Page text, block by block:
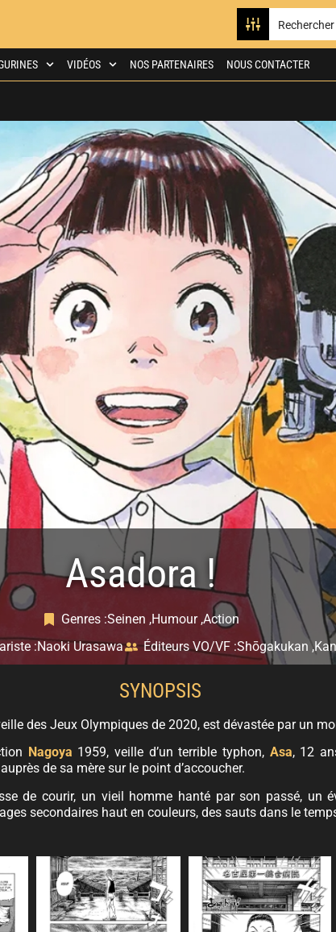
VIDÉOS NOS PARTENAIRES NOUS CONTACTER
Asadora !
Genres :Seinen ,Humour ,Action
:Naoki Urasawa Éditeurs VO/VF :Shōgakukan ,
SYNOPSIS
des Jeux Olympiques de 2020, est dévastée par un
Nagoya 1959, veille d’un terrible typhon, Asa, 12
de sa mère sur le point d’accoucher.
de courir, un vieil homme hanté par son passé, un
secondaires haut en couleurs, des sauts dans le